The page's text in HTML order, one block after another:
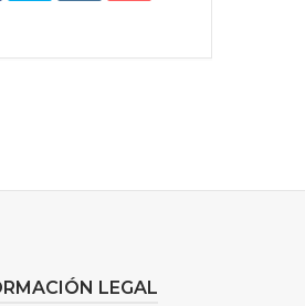
LEGAL